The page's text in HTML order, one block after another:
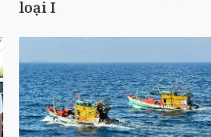
loại I